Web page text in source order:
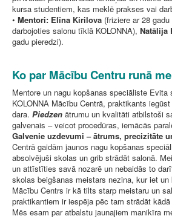
kursa studentiem, kas meklē prakses vai
• Mentori: Elīna Kirilova (friziere ar 28
darbojoties salonu tīklā KOLONNA), Natālija
gadu pieredzi).
Ko par Mācību Centru runā
Mentore un nagu kopšanas speciāliste Evita
KOLONNA Mācību Centrā, praktikants
dara. Piedzen ātrumu un kvalitāti atbilstoši
galvenais – veicot procedūras, iemācās
Galvenie uzdevumi – ātrums, precizitāte
Centrā gaidām jaunos nagu kopšanas
absolvējuši skolas un grib strādāt salonā.
un attīstīties savā nozarē un nebaidās to
skolas beigšanas meistars nezina, kur iet un
Mācību Centrs ir kā tilts starp meistaru un
praktikantiem ir iespēja pēc tam strādāt
Mēs esam par atbalstu jaunajiem manikīra